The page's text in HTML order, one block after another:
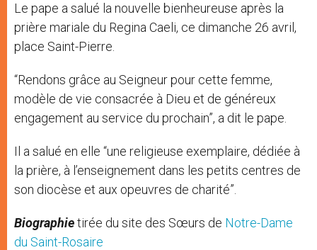
Le pape a salué la nouvelle bienheureuse après la
prière mariale du Regina Caeli, ce dimanche 26 avril,
place Saint-Pierre.
“Rendons grâce au Seigneur pour cette femme,
modèle de vie consacrée à Dieu et de généreux
engagement au service du prochain”, a dit le pape.
Il a salué en elle “une religieuse exemplaire, dédiée à
la prière, à l’enseignement dans les petits centres de
son diocèse et aux opeuvres de charité”.
Biographietirée du site des Sœurs de Notre-Dame
du Saint-Rosaire